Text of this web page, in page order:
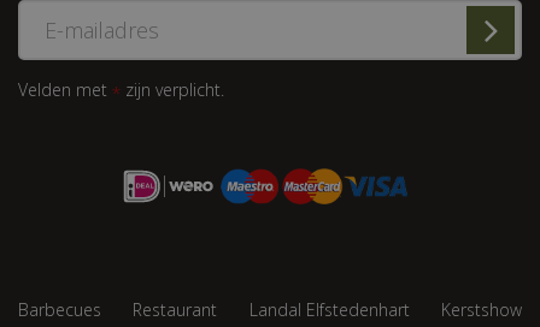
Velden met * zijn verplicht.
Barbecues Restaurant Landal Elfstedenhart
Kerstshow